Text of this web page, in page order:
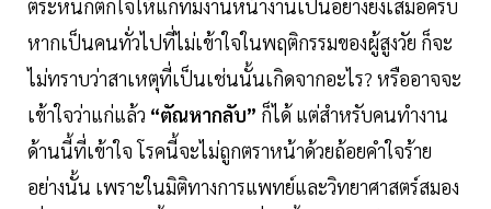
ตระหนกตกใจให้แก่ทีมงานหน้างานเป็นอย่างยิ่งเสมอครับ
หากเป็นคนทั่วไปที่ไม่เข้าใจในพฤติกรรมของผู้สูงวัย ก็จะ
ไม่ทราบว่าสาเหตุที่เป็นเช่นนั้นเกิดจากอะไร? หรืออาจจะ
เข้าใจว่าแก่แล้ว “ตัณหากลับ” ก็ได้ แต่สำหรับคนทำงาน
ด้านนี้ที่เข้าใจ โรคนี้จะไม่ถูกตราหน้าด้วยถ้อยคำใจร้าย
อย่างนั้น เพราะในมิติทางการแพทย์และวิทยาศาสตร์สมอง